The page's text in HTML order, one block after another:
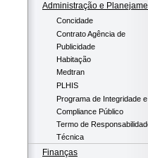
Administração e
Concidade
Contrato Agência de
Publicidade
Habitação
Medtran
PLHIS
Programa de Integridade e
Compliance Público
Termo de
Técnica
Finanças